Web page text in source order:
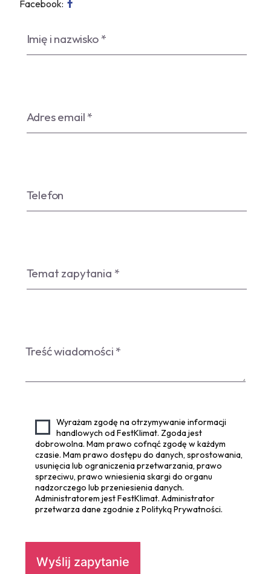
Facebook:
Wyrażam zgodę na otrzymywanie informacji
handlowych od FestKlimat. Zgoda jest
dobrowolna. Mam prawo cofnąć zgodę w każdym
czasie. Mam prawo dostępu do danych, sprostowania,
usunięcia lub ograniczenia przetwarzania, prawo
sprzeciwu, prawo wniesienia skargi do organu
nadzorczego lub przeniesienia danych.
Administratorem jest FestKlimat. Administrator
przetwarza dane zgodnie z Polityką Prywatności.